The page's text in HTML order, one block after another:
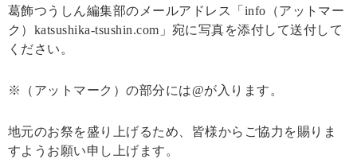
葛飾つうしん編集部のメールアドレス「info（アットマー
ク）katsushika-tsushin.com」宛に写真を添付して送付して
ください。
※（アットマーク）の部分には@が入ります。
地元のお祭を盛り上げるため、皆様からご協力を賜りま
すようお願い申し上げます。